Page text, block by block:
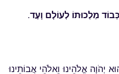
מַלְכוּתוֹ לְעוֹלָם וָעֶד.
יְהֹוָה אֱלֹהֵינוּ וֵאלֹהֵי אֲבוֹתֵינוּ